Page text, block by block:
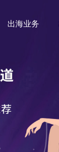
出海业务